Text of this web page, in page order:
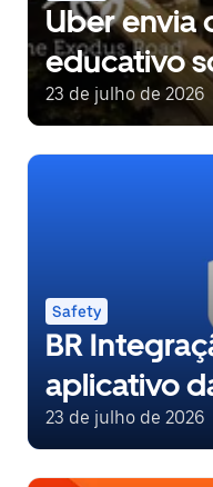
Uber envia
educativo
pessoas
23 de julho de 2026
Safety
BR
aplicativo
funcionar
23 de julho de 2026